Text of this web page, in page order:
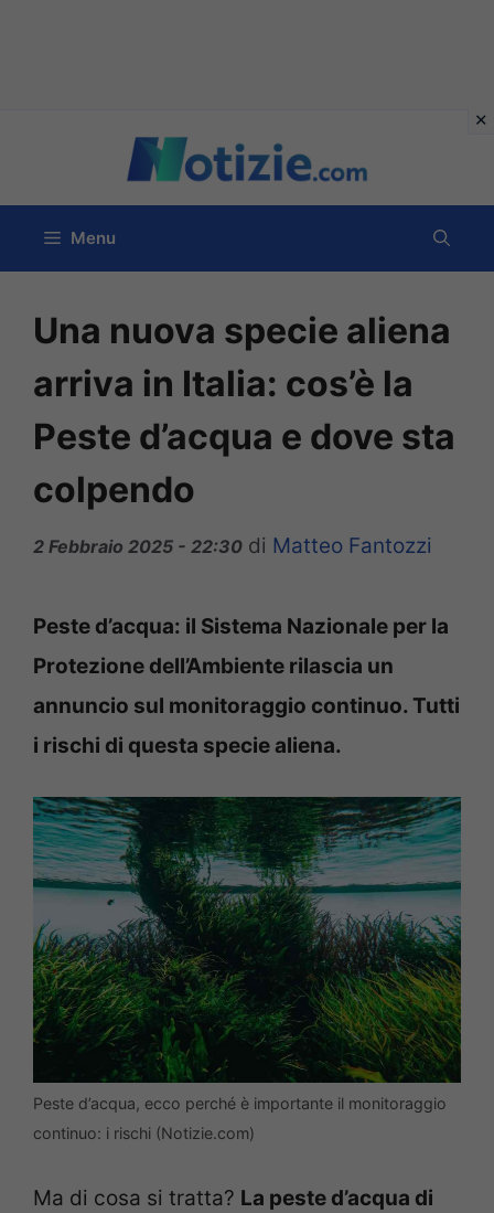
contenuto
Menu
Una nuova specie aliena
arriva in Italia: cos’è la
Peste d’acqua e dove sta
colpendo
2 Febbraio 2025 - 22:30 di Matteo Fantozzi
Peste d’acqua: il Sistema Nazionale per la
Protezione dell’Ambiente rilascia un
annuncio sul monitoraggio continuo. Tutti
i rischi di questa specie aliena.
Peste d’acqua, ecco perché è importante il monitoraggio
continuo: i rischi (Notizie.com)
Ma di cosa si tratta? La peste d’acqua di